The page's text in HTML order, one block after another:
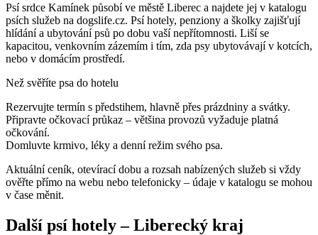
Psí srdce Kamínek působí ve městě Liberec a najdete jej v katalogu
psích služeb na dogslife.cz. Psí hotely, penziony a školky zajišťují
hlídání a ubytování psů po dobu vaší nepřítomnosti. Liší se
kapacitou, venkovním zázemím i tím, zda psy ubytovávají v kotcích,
nebo v domácím prostředí.
Než svěříte psa do hotelu
Rezervujte termín s předstihem, hlavně přes prázdniny a svátky.
Připravte očkovací průkaz – většina provozů vyžaduje platná
očkování.
Domluvte krmivo, léky a denní režim svého psa.
Aktuální ceník, otevírací dobu a rozsah nabízených služeb si vždy
ověřte přímo na webu nebo telefonicky – údaje v katalogu se mohou
v čase měnit.
Další psí hotely–Liberecký kraj